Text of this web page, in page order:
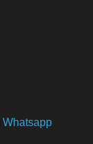
Whatsapp